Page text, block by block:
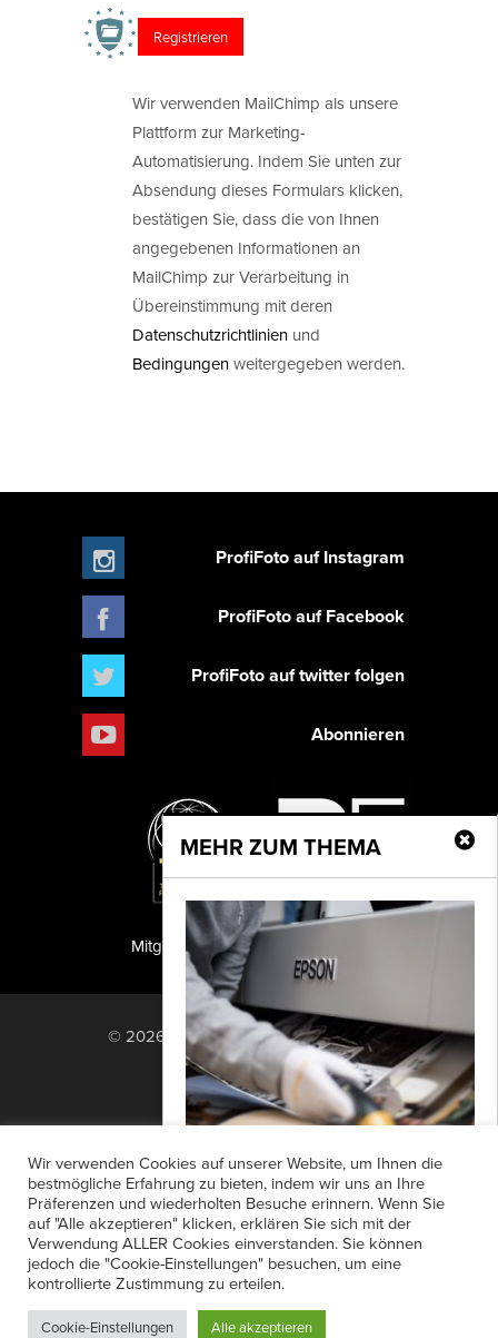
Wir verwenden MailChimp als unsere
Plattform zur Marketing-
Automatisierung. Indem Sie unten zur
Absendung dieses Formulars klicken,
bestätigen Sie, dass die von Ihnen
angegebenen Informationen an
MailChimp zur Verarbeitung in
Übereinstimmung mit deren
Datenschutzrichtlinien und
Bedingungenweitergegeben werden.
MEHR ZUM THEMA
Foto des Jahres
Mit der Auszeichnung „UNICEF Foto
des Jahres“ prämiert UNICEF
Deutschland Fotos und
ProfiFoto auf Instagram
ProfiFoto auf Facebook
ProfiFoto auf twitter folgen
Abonnieren
Mitglied der TIPA
© 2026 PF Publishing GmbH. All rights
reserved.
Nach oben
Anzeigensuche
Shop
Zahlungsarten
Widerrufsbelehrung
Datenschutz
AGB
Newsletter-Anmeldung
Verträge hier kündigen
Mein Account
Passwort vergessen
Wir verwenden Cookies auf unserer Website, um Ihnen die
bestmögliche Erfahrung zu bieten, indem wir uns an Ihre
Präferenzen und wiederholten Besuche erinnern. Wenn Sie
auf "Alle akzeptieren" klicken, erklären Sie sich mit der
Verwendung ALLER Cookies einverstanden. Sie können
jedoch die "Cookie-Einstellungen" besuchen, um eine
kontrollierte Zustimmung zu erteilen.
Cookie-Einstellungen Alle akzeptieren